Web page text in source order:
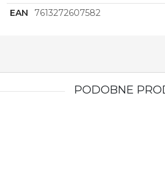
EAN
7613272607582
PODOBNE